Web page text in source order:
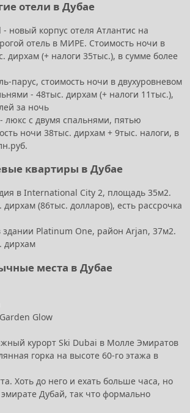
отели в Дубае
новый корпус отеля Атлантис на
отель в МИРЕ. Стоимость ночи в
дирхам (+ налоги 35тыс.), в сумме более
парус, стоимость ночи в двухуровневом
- 48тыс. дирхам (+ налоги 11тыс.),
за ночь
люкс с двумя спальнями, пятью
ночи 38тыс. дирхам + 9тыс. налоги, в
квартиры в Дубае
в International City 2, площадь 35м2.
дирхам (86тыс. долларов), есть рассрочка
здании Platinum One, район Arjan, 37м2.
дирхам
места в Дубае
Glow
курорт Ski Dubai в Молле Эмиратов
горка на высоте 60-го этажа в
Хоть до него и ехать больше часа, но
эмирате Дубай, так что формально